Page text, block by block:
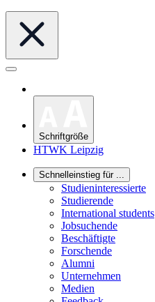
Schriftgröße
HTWK Leipzig
Schnelleinstieg für ...
Studieninteressierte
Studierende
International students
Jobsuchende
Beschäftigte
Forschende
Alumni
Unternehmen
Medien